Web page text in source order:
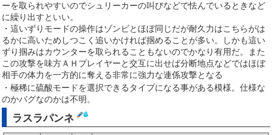
ーを取られやすいのでシュリーカーの叫びなどで怯んでいるときなど
に繰り出すといい。
・這いずりモードの操作はゾンビとほぼ同じだが耐久力はこちらがは
るかに高いためしつこく追いかければ掴めることが多い。しかも這い
ずり掴みはカウンターを取られることもないのでかなり有用だ。また
この攻撃を味方ＡＨプレイヤーと交互に出せば分断地点などではほぼ
相手の体力を一方的に奪える非常に強力な連係攻撃となる
・極稀に硫酸モードを選択できるタイプになる事がある模様。仕様な
のかバグなのかは不明。
ラスラパンネ